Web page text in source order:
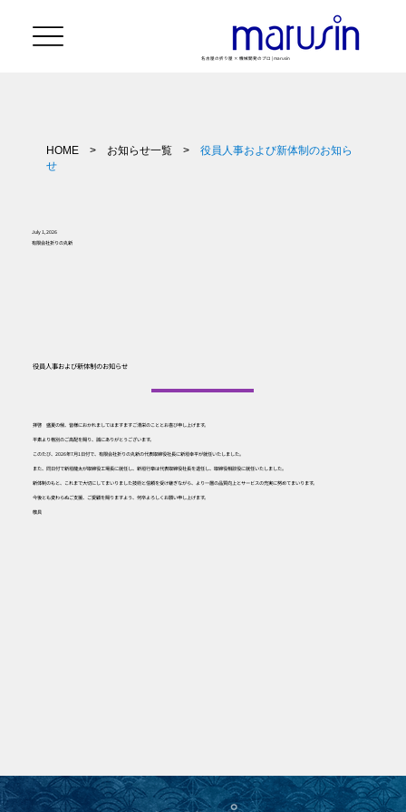
名古屋の折り屋 × 機械開発のプロ | marusin
HOME> お知らせ一覧> 役員人事および新体制のお知ら
せ
July 1, 2026
有限会社折りの丸新
役員人事および新体制のお知らせ
拝啓 盛夏の候、皆様におかれましてはますますご清栄のこととお喜び申し上げます。
平素より格別のご高配を賜り、誠にありがとうございます。
このたび、2026年7月1日付で、有限会社折りの丸新の代表取締役社長に新垣幸平が就任いたしました。
また、同日付で新垣龍太が取締役工場長に就任し、新垣行章は代表取締役社長を退任し、取締役相談役に就任いたしました。
新体制のもと、これまで大切にしてまいりました技術と信頼を受け継ぎながら、より一層の品質向上とサービスの充実に努めてまいります。
今後とも変わらぬご支援、ご愛顧を賜りますよう、何卒よろしくお願い申し上げます。
敬具